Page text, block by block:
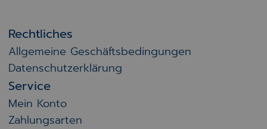
Rechtliches
Allgemeine Geschäftsbedingungen
Datenschutzerklärung
Service
Mein Konto
Zahlungsarten